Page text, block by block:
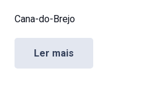
Cana-do-Brejo
Ler mais